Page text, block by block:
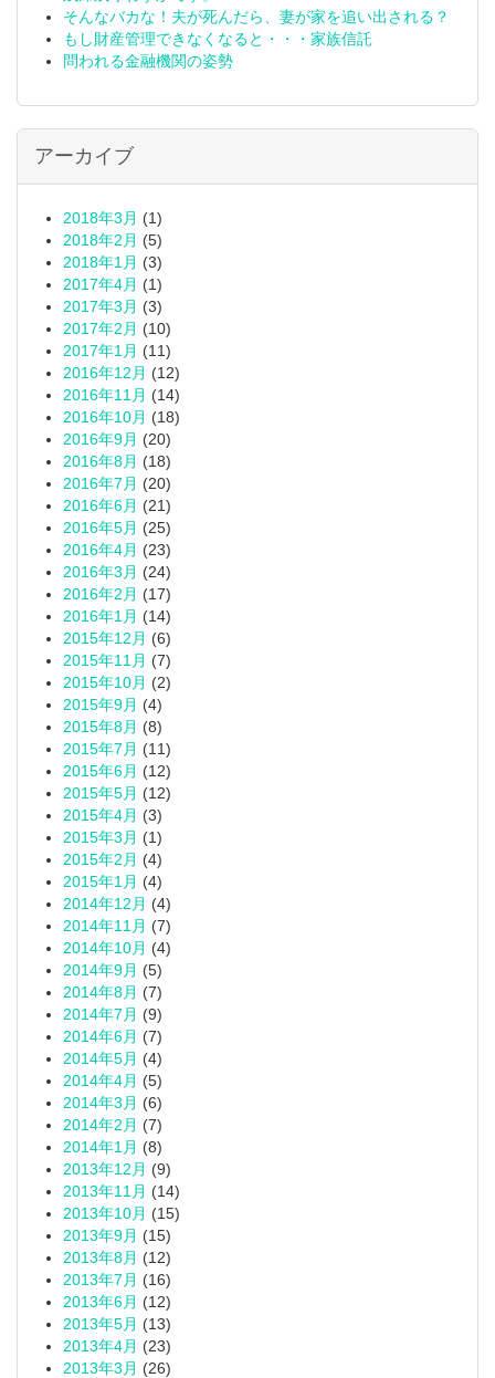
そんなバカな！夫が死んだら、妻が家を追い出される？
もし財産管理できなくなると・・・家族信託
問われる金融機関の姿勢
アーカイブ
2018年3月 (1)
2018年2月 (5)
2018年1月 (3)
2017年4月 (1)
2017年3月 (3)
2017年2月 (10)
2017年1月 (11)
2016年12月 (12)
2016年11月 (14)
2016年10月 (18)
2016年9月 (20)
2016年8月 (18)
2016年7月 (20)
2016年6月 (21)
2016年5月 (25)
2016年4月 (23)
2016年3月 (24)
2016年2月 (17)
2016年1月 (14)
2015年12月 (6)
2015年11月 (7)
2015年10月 (2)
2015年9月 (4)
2015年8月 (8)
2015年7月 (11)
2015年6月 (12)
2015年5月 (12)
2015年4月 (3)
2015年3月 (1)
2015年2月 (4)
2015年1月 (4)
2014年12月 (4)
2014年11月 (7)
2014年10月 (4)
2014年9月 (5)
2014年8月 (7)
2014年7月 (9)
2014年6月 (7)
2014年5月 (4)
2014年4月 (5)
2014年3月 (6)
2014年2月 (7)
2014年1月 (8)
2013年12月 (9)
2013年11月 (14)
2013年10月 (15)
2013年9月 (15)
2013年8月 (12)
2013年7月 (16)
2013年6月 (12)
2013年5月 (13)
2013年4月 (23)
2013年3月 (26)